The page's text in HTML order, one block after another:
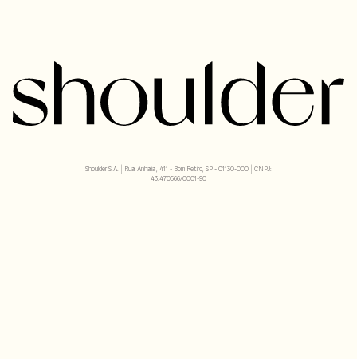
Shoulder S.A. | Rua Anhaia, 411 - Bom Retiro, SP - 01130-000 | CNPJ:
43.470566/0001-90